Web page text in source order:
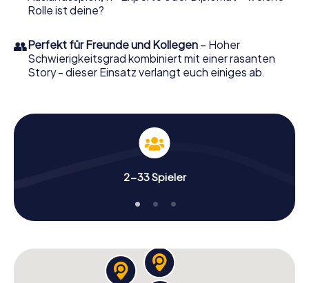
Rolle ist deine?
👥Perfekt für Freunde und Kollegen – Hoher
Schwierigkeitsgrad kombiniert mit einer rasanten
Story - dieser Einsatz verlangt euch einiges ab.
2-33 Spieler